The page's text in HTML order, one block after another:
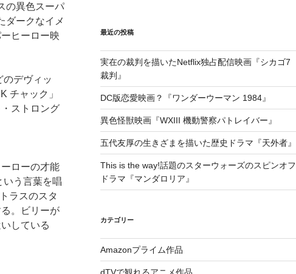
の異色スーパ
ダークなイメ
ヒーロー映
のデヴィッ
チャック」
ストロング
ローの才能
いう言葉を唱
ラスのスタ
。ビリーが
している
最近の投稿
実在の裁判を描いたNetflix独占配信映画『シカゴ7
裁判』
DC版恋愛映画？『ワンダーウーマン 1984』
異色怪獣映画『WXIII 機動警察パトレイバー』
五代友厚の生きざまを描いた歴史ドラマ『天外者』
This is the way!話題のスターウォーズのスピンオフ
ドラマ『マンダロリア』
カテゴリー
Amazonプライム作品